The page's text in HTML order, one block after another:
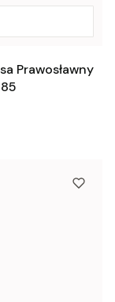
Prawosławny